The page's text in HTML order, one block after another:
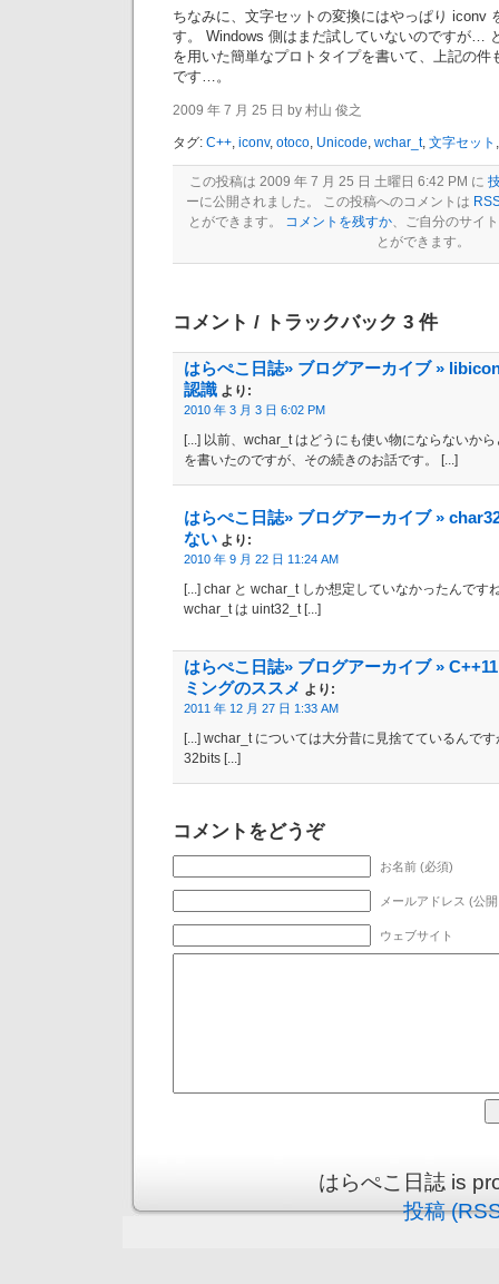
ちなみに、文字セットの変換にはやっぱり iconv
す。 Windows 側はまだ試していないのですが…
を用いた簡単なプロトタイプを書いて、上記の件
です…。
2009 年 7 月 25 日 by 村山 俊之
タグ: C++, iconv, otoco, Unicode, wchar_t, 文字セット
この投稿は 2009 年 7 月 25 日 土曜日 6:42 PM に
ーに公開されました。 この投稿へのコメントは
とができます。
コメントを残すか、ご自分のサイ
とができます。
コメント / トラックバック 3 件
はらぺこ日誌» ブログアーカイブ »
認識 より:
2010 年 3 月 3 日 6:02 PM
[...] 以前、wchar_t はどうにも使い物にならないか
を書いたのですが、その続きのお話です。 [...]
はらぺこ日誌» ブログアーカイブ »
ない より:
2010 年 9 月 22 日 11:24 AM
[...] char と wchar_t しか想定していなかったんです
wchar_t は uint32_t [...]
はらぺこ日誌» ブログアーカイブ »
ミングのススメ より:
2011 年 12 月 27 日 1:33 AM
[...] wchar_t については大分昔に見捨てているんで
32bits [...]
コメントをどうぞ
お名前 (必須)
メールアドレス (公
ウェブサイト
はらぺこ日誌 is
投稿